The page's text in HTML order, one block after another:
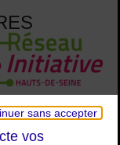
sans accepter
vos